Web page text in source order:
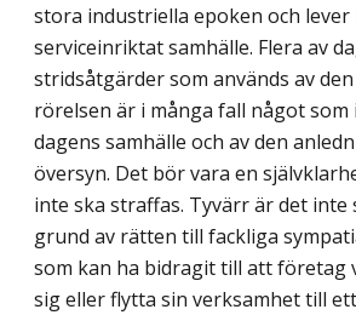
stora industriella epoken och
serviceinriktat samhälle. Flera av
stridsåtgärder som används av
rörelsen är i många fall något
dagens samhälle och av den
översyn. Det bör vara en
inte ska straffas. Tyvärr är det inte
grund av rätten till fackliga
som kan ha bidragit till att företag
sig eller flytta sin verksamhet till